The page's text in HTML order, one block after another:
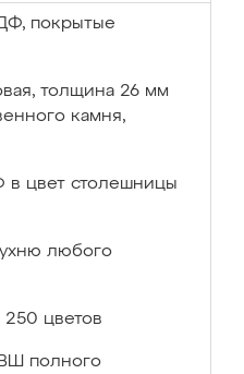
покрытые
толщина 26 мм
камня,
в цвет столешницы
любого
цветов
полного